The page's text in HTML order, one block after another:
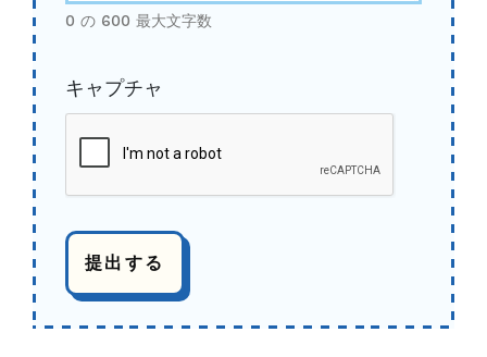
0 の 600 最大文字数
キャプチャ